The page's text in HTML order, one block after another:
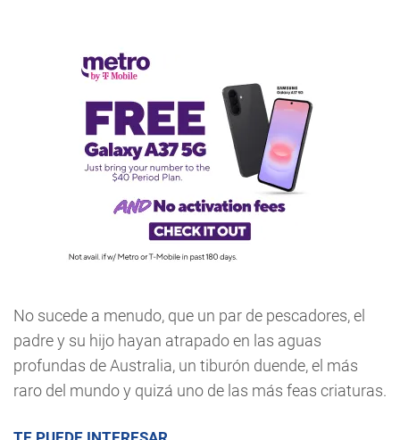
No sucede a menudo, que un par de pescadores, el
padre y su hijo hayan atrapado en las aguas
profundas de Australia, un tiburón duende, el más
raro del mundo y quizá uno de las más feas criaturas.